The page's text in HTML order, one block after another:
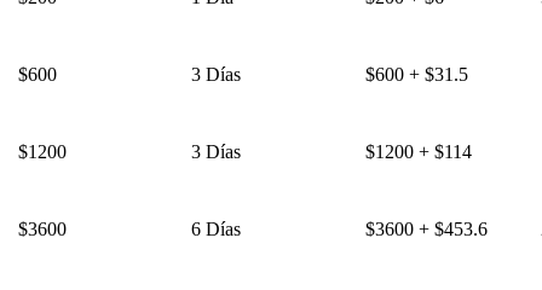
$600 3 Días $600 + $31.5
$1200 3 Días $1200 + $114
$3600 6 Días $3600 + $453.6